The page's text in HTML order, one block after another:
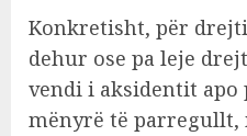
Konkretisht, për
dehur ose pa leje
vendi i aksidentit
mënyrë të parregullt,